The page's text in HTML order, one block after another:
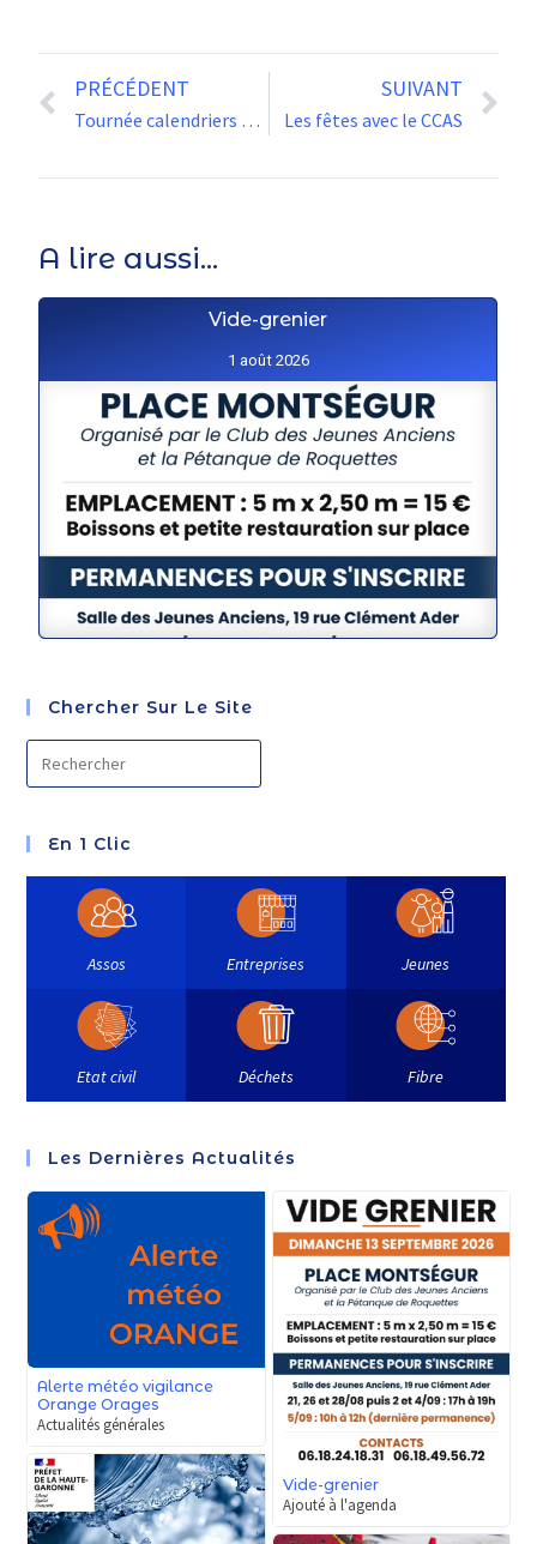
PRÉCÉDENT
Tournée calendriers des pompiers
SUIVANT
Les fêtes avec le CCAS
A lire aussi...
Vide-grenier
1 août 2026
Chercher Sur Le Site
En 1 Clic
Assos Entreprises Jeunes
Etat civil Déchets Fibre
Les Dernières Actualités
Alerte météo vigilance
Orange Orages
Actualités générales
Vide-grenier
Ajouté à l'agenda